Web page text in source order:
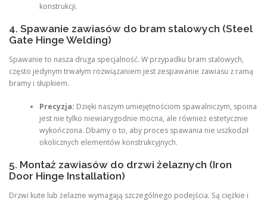
konstrukcji.
4. Spawanie zawiasów do bram stalowych (Steel
Gate Hinge Welding)
Spawanie to nasza druga specjalność. W przypadku bram stalowych,
często jedynym trwałym rozwiązaniem jest zespawanie zawiasu z ramą
bramy i słupkiem.
Precyzja: Dzięki naszym umiejętnościom spawalniczym, spoina
jest nie tylko niewiarygodnie mocna, ale również estetycznie
wykończona. Dbamy o to, aby proces spawania nie uszkodził
okolicznych elementów konstrukcyjnych.
5. Montaż zawiasów do drzwi żelaznych (Iron
Door Hinge Installation)
Drzwi kute lub żelazne wymagają szczególnego podejścia. Są ciężkie i